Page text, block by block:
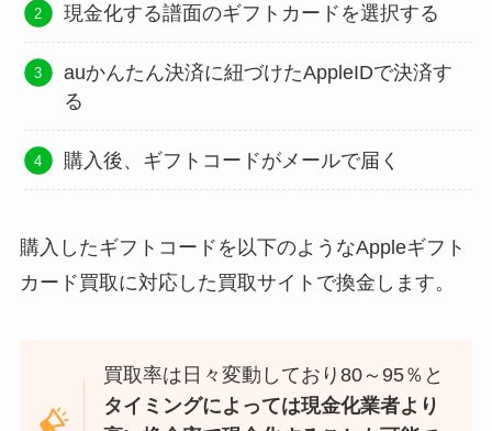
現金化する譜面のギフトカードを選択する
auかんたん決済に紐づけたAppleIDで決済す
る
購入後、ギフトコードがメールで届く
購入したギフトコードを以下のようなAppleギフト
カード買取に対応した買取サイトで換金します。
買取率は日々変動しており80～95％と
タイミングによっては現金化業者より